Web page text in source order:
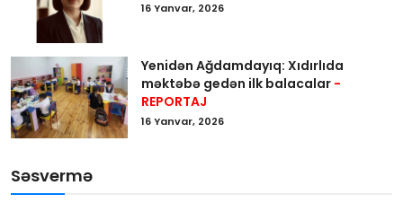
16 Yanvar, 2026
Yenidən Ağdamdayıq: Xıdırlıda
məktəbə gedən ilk balacalar -
REPORTAJ
16 Yanvar, 2026
Səsvermə